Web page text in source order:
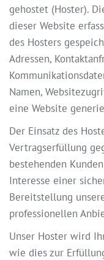
gehostet (Hoster).
dieser Website
des Hosters
Adressen,
Namen,
eine Website
Der Einsatz des
Vertragserfüllung
bestehenden
Interesse einer
Bereitstellung
professionellen
Unser Hoster wird
wie dies zur